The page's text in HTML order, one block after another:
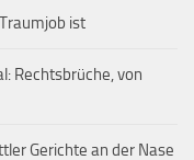
ist
Rechtsbrüche, von
Gerichte an der Nase